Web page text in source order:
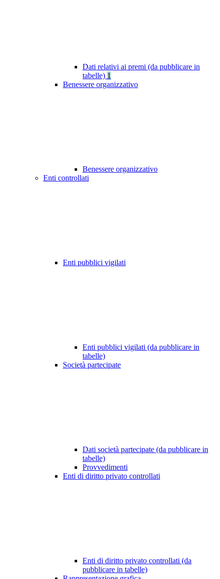
Dati relativi ai premi (da pubblicare in
tabelle) 1
Benessere organizzativo
Benessere organizzativo
Enti controllati
Enti pubblici vigilati
Enti pubblici vigilati (da pubblicare in
tabelle)
Società partecipate
Dati società partecipate (da pubblicare in
tabelle)
Provvedimenti
Enti di diritto privato controllati
Enti di diritto privato controllati (da
pubblicare in tabelle)